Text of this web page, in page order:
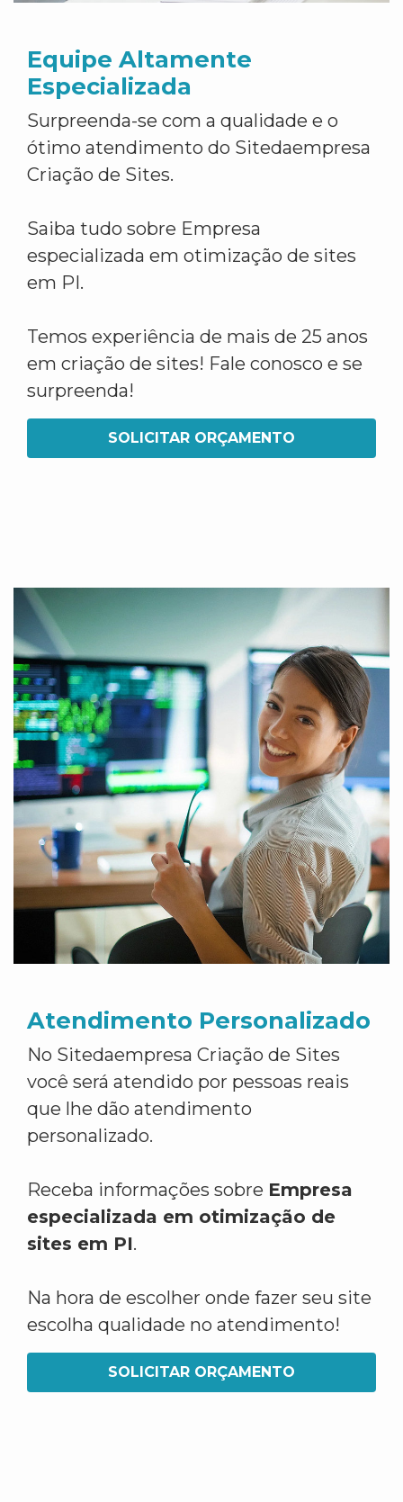
Equipe Altamente
Especializada
Surpreenda-se com a qualidade e o
ótimo atendimento do Sitedaempresa
Criação de Sites.
Saiba tudo sobre Empresa
especializada em otimização de sites
em PI.
Temos experiência de mais de 25 anos
em criação de sites! Fale conosco e se
surpreenda!
SOLICITAR ORÇAMENTO
Atendimento Personalizado
No Sitedaempresa Criação de Sites
você será atendido por pessoas reais
que lhe dão atendimento
personalizado.
Receba informações sobre Empresa
especializada em otimização de
sites em PI.
Na hora de escolher onde fazer seu site
escolha qualidade no atendimento!
SOLICITAR ORÇAMENTO